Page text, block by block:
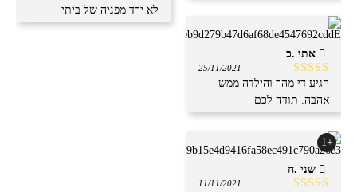
דורג5 מתוך
5
25/11/2021
הגיע די מהר והילדה ממש
אהבה. תודה לכם
+1
11/11/2021
לא ירד מפניה של ביתי